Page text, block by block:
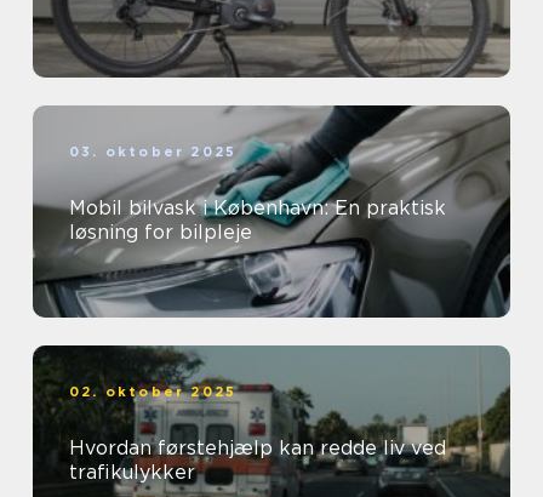
03. oktober 2025
Mobil bilvask i København: En praktisk
løsning for bilpleje
02. oktober 2025
Hvordan førstehjælp kan redde liv ved
trafikulykker